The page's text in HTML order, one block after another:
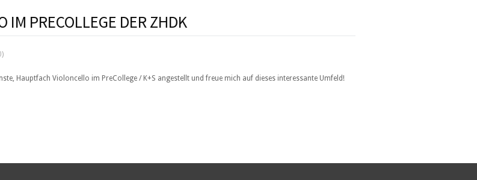
IM PRECOLLEGE DER ZHDK
Hauptfach Violoncello im PreCollege / K+S angestellt und freue mich auf dieses interessante Umfeld!